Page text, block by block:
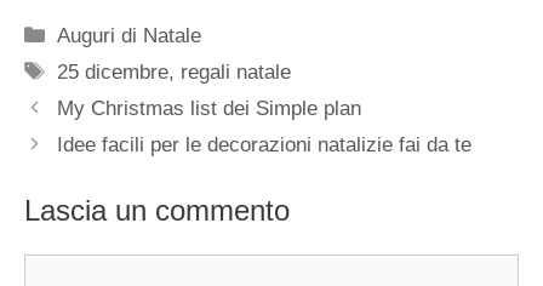
Categorie
Auguri di Natale
Tag
25 dicembre, regali natale
My Christmas list dei Simple plan
Idee facili per le decorazioni natalizie fai da te
Lascia un commento